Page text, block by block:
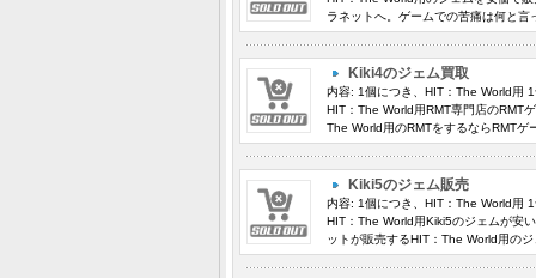
ラネットへ。ゲームでの苦痛は何と
Kiki4のジェム買取
内容: 1個につき、HIT：The World用
HIT：The World用RMT専門店のRMT
The World用のRMTをするならRMTゲ
Kiki5のジェム販売
内容: 1個につき、HIT：The World用
HIT：The World用Kiki5のジェムが安
ットが販売するHIT：The World用の